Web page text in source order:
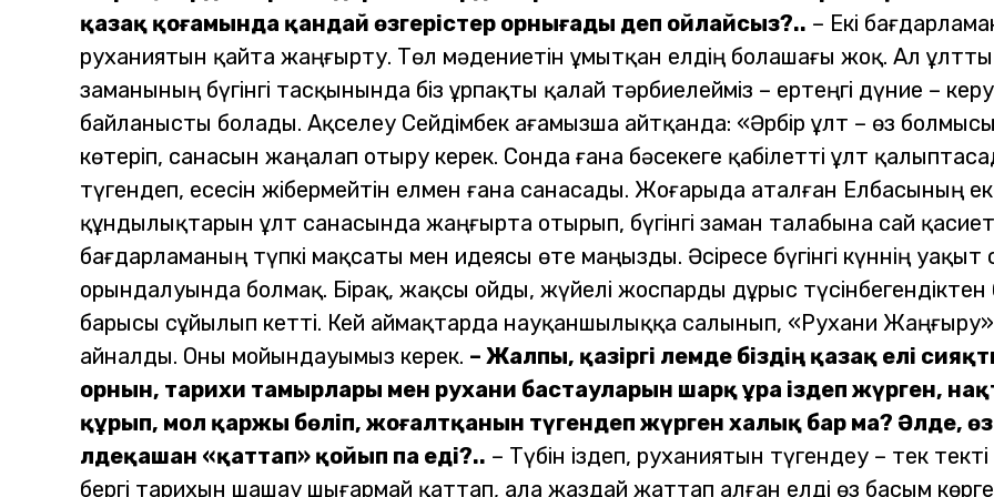
қазақ қоғамында қандай өзгерістер орнығады деп ойлайсыз?.. – Екі
руханиятын қайта жаңғырту. Төл мәдениетін ұмытқан елдің болашағы жоқ. Ал
заманының бүгінгі тасқынында біз ұрпақты қалай тәрбиелейміз – ертеңгі дүние –
байланысты болады. Ақселеу Сейдімбек ағамызша айтқанда: «Әрбір ұлт – өз
көтеріп, санасын жаңалап отыру керек. Сонда ғана бәсекеге қабілетті ұлт
түгендеп, есесін жібермейтін елмен ғана санасады. Жоғарыда аталған Елбасының
құндылықтарын ұлт санасында жаңғырта отырып, бүгінгі заман талабына сай
бағдарламаның түпкі мақсаты мен идеясы өте маңызды. Әсіресе бүгінгі күннің
орындалуында болмақ. Бірақ, жақсы ойды, жүйелі жоспарды дұрыс
барысы сұйылып кетті. Кей аймақтарда науқаншылыққа салынып, «Рухани
айналды. Оны мойындауымыз керек. – Жалпы, қазіргі әлемде біздің қазақ елі
орнын, тарихи тамырлары мен рухани бастауларын шарқ ұра іздеп жүрген,
құрып, мол қаржы бөліп, жоғалтқанын түгендеп жүрген халық бар ма? Әлде,
әлдеқашан «қаттап» қойып па еді?.. – Түбін іздеп, руханиятын түгендеу – тек
бергі тарихын шашау шығармай қаттап, ала жаздай жаттап алған елді өз басым